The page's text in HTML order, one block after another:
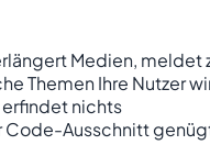
Medien, meldet
Themen Ihre Nutzer
nichts
Code-Ausschnitt